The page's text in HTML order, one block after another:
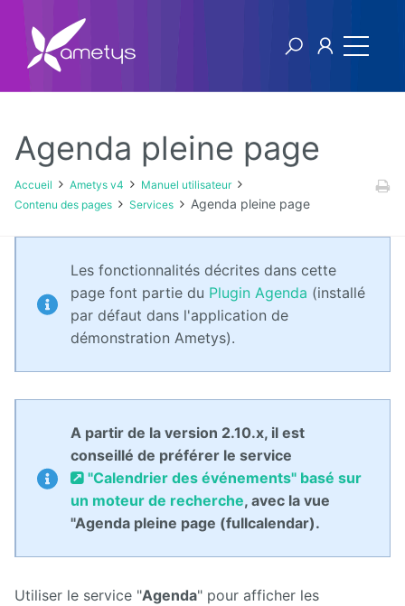
Ametys v4
Manuel
utilisateur
Manuel
d'installation
Manuel de
paramétrage
et
d'intégration
jour
Agenda pleine page
Accueil Ametys v4
Manuel utilisateur
Contenu des pages
Services Agenda pleine page
Les fonctionnalités décrites dans cette
page font partie du Plugin Agenda (installé
par défaut dans l'application de
démonstration Ametys).
A partir de la version 2.10.x, il est
conseillé de préférer le service
"Calendrier des événements" basé sur
un moteur de recherche, avec la vue
"Agenda pleine page (fullcalendar).
Utiliser le service "Agenda" pour afficher les